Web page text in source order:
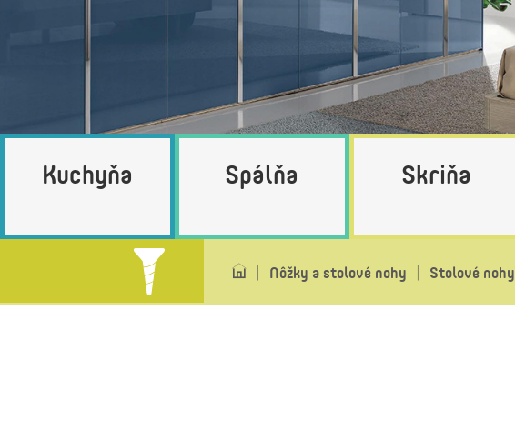
Kuchyňa Spálňa Skriňa
Nôžky a stolové nohy Stolové nohy